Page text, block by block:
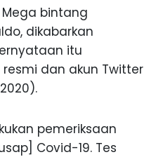
Mega bintang
dikabarkan
itu
dan akun Twitter
pemeriksaan
Covid-19. Tes